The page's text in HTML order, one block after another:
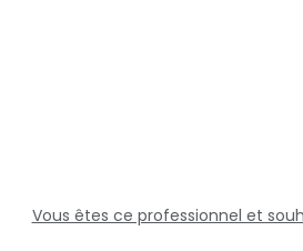
Vous êtes ce professionnel et